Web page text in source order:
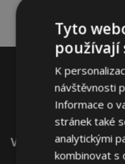
Vítejte Na
Tyto
používají
K
návštěvnosti
Informace o
stránek také
analytickými
kombinovat s